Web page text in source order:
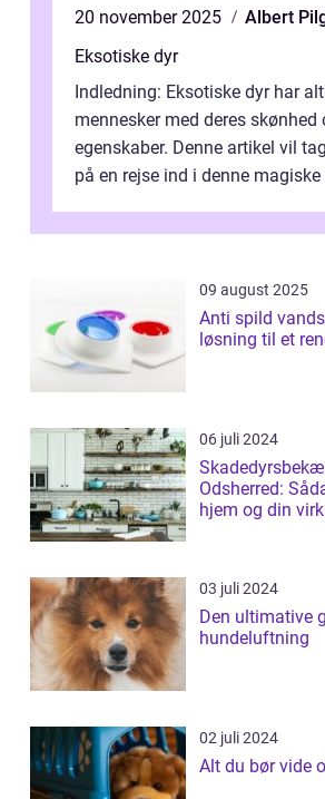
20 november 2025
Albert
Eksotiske dyr
Indledning: Eksotiske dyr har
mennesker med deres skønhed
egenskaber. Denne artikel vil
på en rejse ind i denne magiske
09 august 2025
Anti spild
løsning til et
06 juli 2024
Odsherred:
hjem og din
03 juli 2024
Den ultimative
hundeluftning
02 juli 2024
Alt du bør vide